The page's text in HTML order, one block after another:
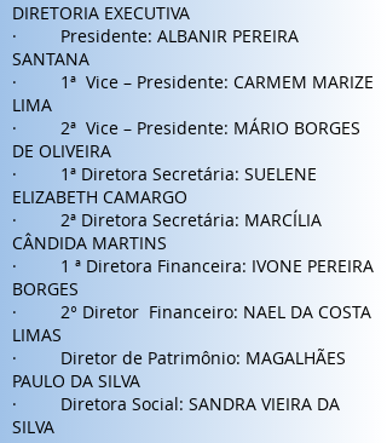
DIRETORIA EXECUTIVA
· Presidente: ALBANIR PEREIRA
SANTANA
· 1ª Vice – Presidente: CARMEM MARIZE
LIMA
· 2ª Vice – Presidente: MÁRIO BORGES
DE OLIVEIRA
· 1ª Diretora Secretária: SUELENE
ELIZABETH CAMARGO
· 2ª Diretora Secretária: MARCÍLIA
CÂNDIDA MARTINS
· 1 ª Diretora Financeira: IVONE PEREIRA
BORGES
· 2° Diretor Financeiro: NAEL DA COSTA
LIMAS
· Diretor de Patrimônio: MAGALHÃES
PAULO DA SILVA
· Diretora Social: SANDRA VIEIRA DA
SILVA